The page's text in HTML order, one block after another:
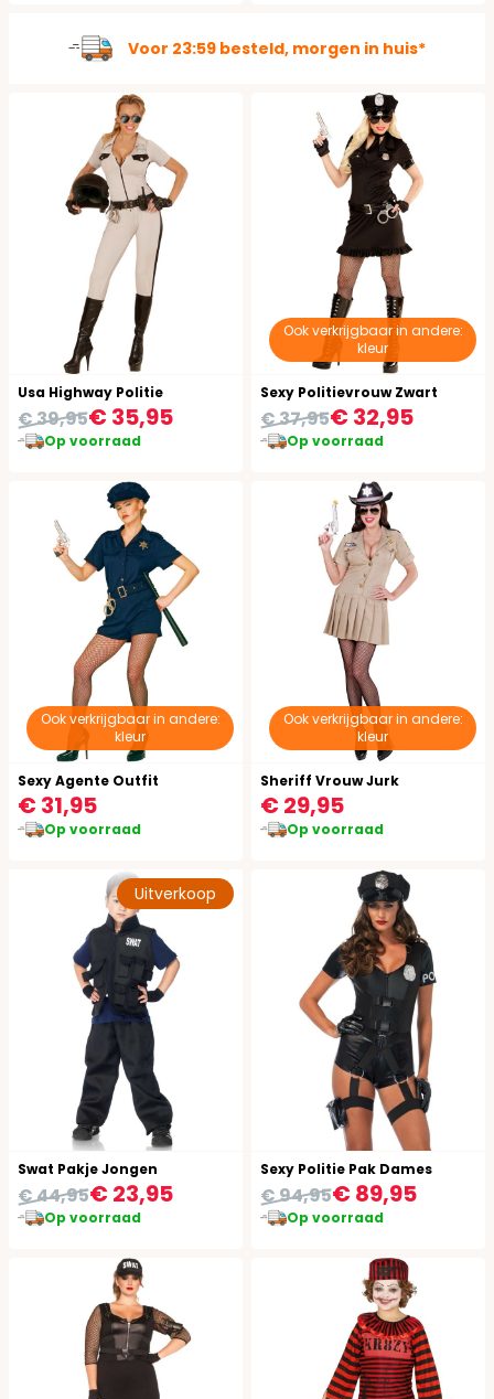
Ruim 100.000 kostuums op voorraad
Usa Highway Politie
€ 35,95
€ 39,95
Op voorraad
Ook verkrijgbaar in andere:
kleur
Sexy Politievrouw Zwart
€ 32,95
€ 37,95
Op voorraad
Ook verkrijgbaar in andere:
kleur
Sexy Agente Outfit
€ 31,95
Op voorraad
Ook verkrijgbaar in andere:
kleur
Sheriff Vrouw Jurk
€ 29,95
Op voorraad
Uitverkoop
Swat Pakje Jongen
€ 23,95
€ 44,95
Op voorraad
Sexy Politie Pak Dames
€ 89,95
€ 94,95
Op voorraad